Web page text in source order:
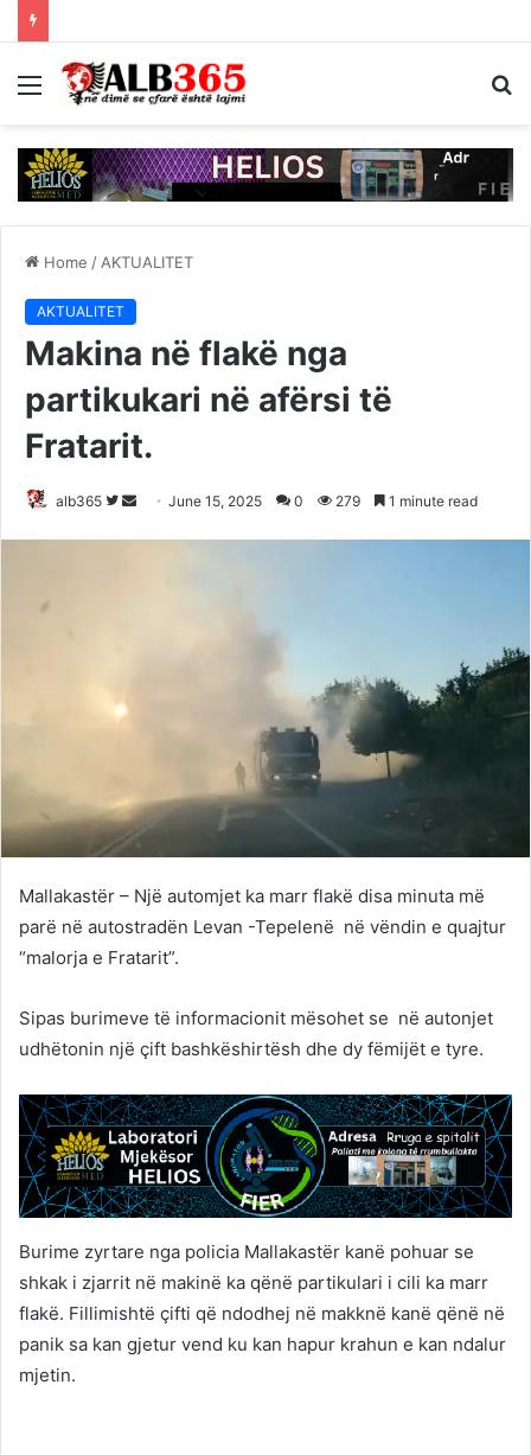
Menu
Home / AKTUALITET
AKTUALITET
Makina në flakë nga
partikukari në afërsi të
Fratarit.
alb365
Follow
Send June 15, 2025 0 279 1 minute read
Mallakastër – Një automjet ka marr flakë disa minuta më
parë në autostradën Levan -Tepelenë në vëndin e quajtur
“malorja e Fratarit”.
Sipas burimeve të informacionit mësohet se në autonjet
udhëtonin një çift bashkëshirtësh dhe dy fëmijët e tyre.
Burime zyrtare nga policia Mallakastër kanë pohuar se
shkak i zjarrit në makinë ka qënë partikulari i cili ka marr
flakë. Fillimishtë çifti që ndodhej në makknë kanë qënë në
panik sa kan gjetur vend ku kan hapur krahun e kan ndalur
mjetin.